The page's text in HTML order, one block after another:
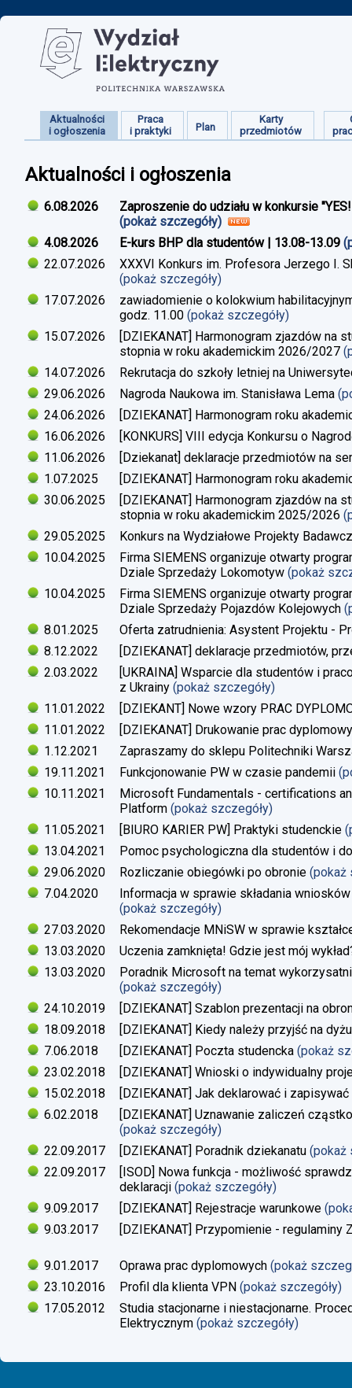
Aktualności
i ogłoszenia
Praca
i praktyki
Plan
Karty
przedmiotów
Aktualności i ogłoszenia
6.08.2026
Zaproszenie do udziału w konkursie
(pokaż szczegóły)
4.08.2026
E-kurs BHP dla studentów | 13.08-13.09
22.07.2026
XXXVI Konkurs im. Profesora Jerzego I.
(pokaż szczegóły)
17.07.2026
zawiadomienie o kolokwium
godz. 11.00 (pokaż szczegóły)
15.07.2026
[DZIEKANAT] Harmonogram zjazdów na
stopnia w roku akademickim 2026/2027
14.07.2026
Rekrutacja do szkoły letniej na
29.06.2026
Nagroda Naukowa im. Stanisława Lema
24.06.2026
[DZIEKANAT] Harmonogram roku
16.06.2026
[KONKURS] VIII edycja Konkursu o
11.06.2026
[Dziekanat] deklaracje przedmiotów na
1.07.2025
[DZIEKANAT] Harmonogram roku
30.06.2025
[DZIEKANAT] Harmonogram zjazdów na
stopnia w roku akademickim 2025/2026
29.05.2025
Konkurs na Wydziałowe Projekty
10.04.2025
Firma SIEMENS organizuje otwarty
Dziale Sprzedaży Lokomotyw (pokaż
10.04.2025
Firma SIEMENS organizuje otwarty
Dziale Sprzedaży Pojazdów Kolejowych
8.01.2025
Oferta zatrudnienia: Asystent Projektu -
8.12.2022
[DZIEKANAT] deklaracje przedmiotów,
2.03.2022
[UKRAINA] Wsparcie dla studentów i
z Ukrainy (pokaż szczegóły)
11.01.2022
[DZIEKANT] Nowe wzory PRAC
11.01.2022
[DZIEKANAT] Drukowanie prac
1.12.2021
Zapraszamy do sklepu Politechniki
19.11.2021
Funkcjonowanie PW w czasie pandemii
10.11.2021
Microsoft Fundamentals - certifications
Platform (pokaż szczegóły)
11.05.2021
[BIURO KARIER PW] Praktyki studenckie
13.04.2021
Pomoc psychologiczna dla studentów i
29.06.2020
Rozliczanie obiegówki po obronie (pokaż
7.04.2020
Informacja w sprawie składania
(pokaż szczegóły)
27.03.2020
Rekomendacje MNiSW w sprawie
13.03.2020
Uczenia zamknięta! Gdzie jest mój
13.03.2020
Poradnik Microsoft na temat
(pokaż szczegóły)
24.10.2019
[DZIEKANAT] Szablon prezentacji na
18.09.2018
[DZIEKANAT] Kiedy należy przyjść na
7.06.2018
[DZIEKANAT] Poczta studencka (pokaż
23.02.2018
[DZIEKANAT] Wnioski o indywidualny
15.02.2018
[DZIEKANAT] Jak deklarować i
6.02.2018
[DZIEKANAT] Uznawanie zaliczeń
(pokaż szczegóły)
22.09.2017
[DZIEKANAT] Poradnik dziekanatu (pokaż
22.09.2017
[ISOD] Nowa funkcja - możliwość
deklaracji (pokaż szczegóły)
9.09.2017
[DZIEKANAT] Rejestracje warunkowe
9.03.2017
[DZIEKANAT] Przypomienie - regulaminy
9.01.2017 Oprawa prac dyplomowych (pokaż
23.10.2016
Profil dla klienta VPN (pokaż szczegóły)
17.05.2012
Studia stacjonarne i niestacjonarne.
Elektrycznym (pokaż szczegóły)